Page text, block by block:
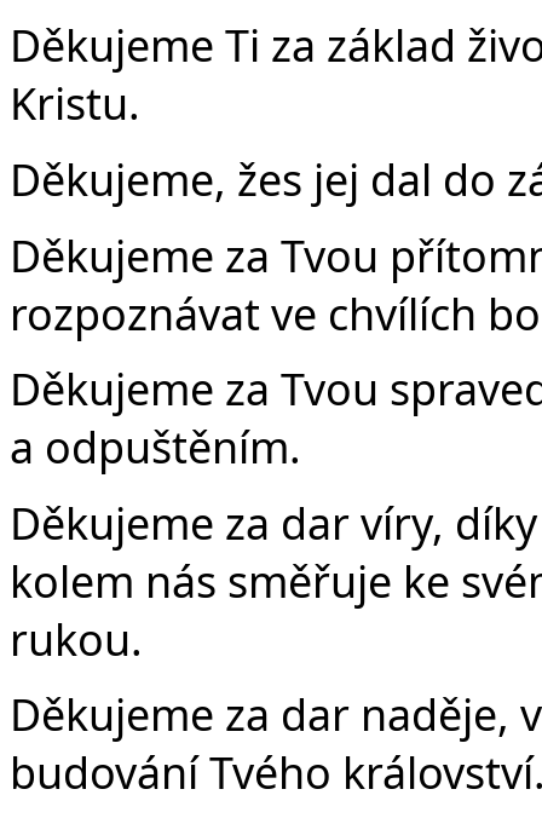
Děkujeme Ti za základ
Kristu.
Děkujeme, žes jej dal do
Děkujeme za Tvou
rozpoznávat ve chvílích
Děkujeme za Tvou
a odpuštěním.
Děkujeme za dar víry,
kolem nás směřuje ke
rukou.
Děkujeme za dar naděje,
budování Tvého